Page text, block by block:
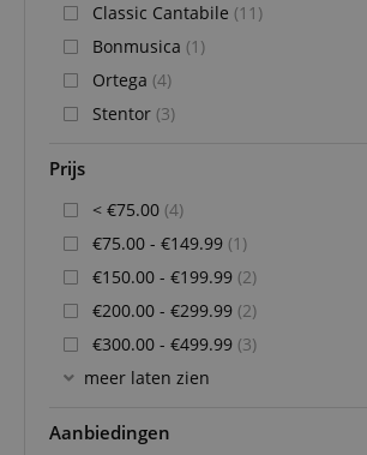
Classic Cantabile (11)
Bonmusica (1)
Ortega (4)
Stentor (3)
Prijs
< €75.00 (4)
€75.00 - €149.99 (1)
€150.00 - €199.99 (2)
€200.00 - €299.99 (2)
€300.00 - €499.99 (3)
meer laten zien
Aanbiedingen